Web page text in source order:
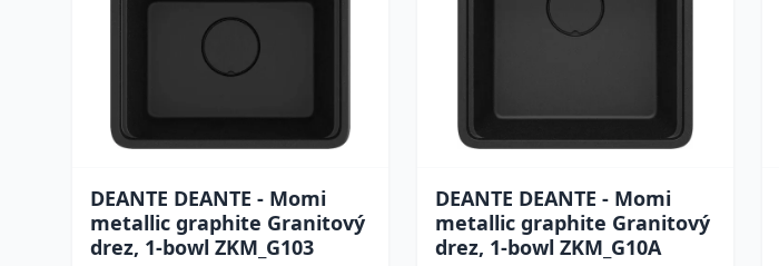
DEANTE DEANTE - Momi
metallic graphite Granitový
drez, 1-bowl ZKM_G103
DEANTE DEANTE - Momi
metallic graphite Granitový
drez, 1-bowl ZKM_G10A